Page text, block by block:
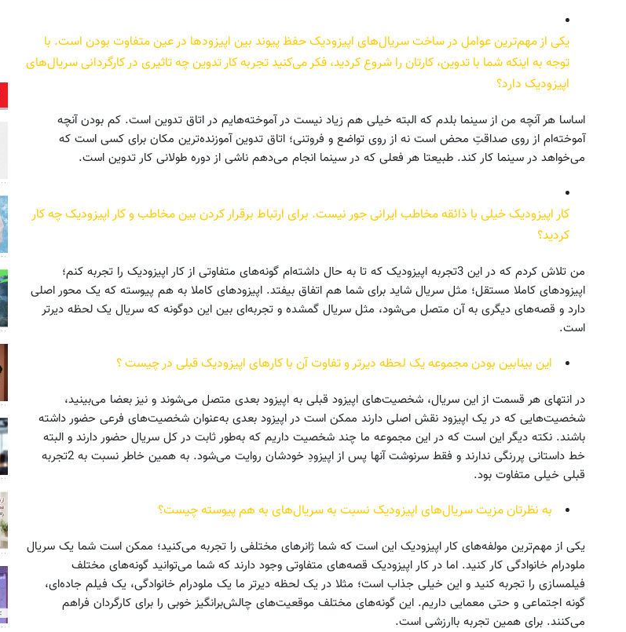
یکی از مهم‌ترین عوامل در ساخت سریال‌های اپیزودیک حفظ پیوند بین اپیزودها در عین متفاوت بودن است. با
توجه به اینکه شما با تدوین، کارتان را شروع کردید، فکر می‌کنید تجربه کار تدوین چه تاثیری در کارگردانی سریال‌های
اپیزودیک دارد؟
اساسا هر آنچه من از سینما بلدم که البته خیلی هم زیاد نیست در آموخته‌هایم در اتاق تدوین است. کم بودن آنچه
آموخته‌ام از روی صداقتِ محض است نه از روی تواضع و فروتنی؛ اتاق تدوین آموزنده‌ترین مکان برای کسی است که
می‌خواهد در سینما کار کند. طبیعتا هر فعلی که در سینما انجام می‌دهم ناشی از دوره طولانی کار تدوین است.
کار اپیزودیک خیلی با ذائقه مخاطب ایرانی جور نیست. برای ارتباط برقرار کردن بین مخاطب و کار اپیزودیک چه کار
کردید؟
من تلاش کردم که در این 3تجربه اپیزودیک که تا به حال داشته‌ام گونه‌های متفاوتی از کار اپیزودیک را تجربه کنم؛
اپیزودهای کاملا مستقل؛ مثل سریال شاید برای شما هم اتفاق بیفتد. اپیزودهای کاملا به هم پیوسته که یک محور اصلی
دارد و قصه‌های دیگری به آن متصل می‌شود، مثل سریال گمشده و تجربه‌ای بین این دوگونه که سریال یک لحظه دیرتر
است.
این بینابین بودن مجموعه یک لحظه دیرتر و تفاوت آن با کارهای اپیزودیک قبلی در چیست ؟
در انتهای هر قسمت از این سریال، شخصیت‌های اپیزود قبلی به اپیزود بعدی متصل می‌شوند و نیز بعضا می‌بینید،
شخصیت‌هایی که در یک اپیزود نقش اصلی دارند ممکن است در اپیزود بعدی به‌عنوان شخصیت‌های فرعی حضور داشته
باشند. نکته دیگر این است که در این مجموعه ما چند شخصیت داریم که به‌طور ثابت در کل سریال حضور دارند و البته
خط داستانی پررنگی ندارند و فقط سرنوشت آنها پس از اپیزودِ خودشان روایت می‌شود. به همین خاطر نسبت به 2تجربه
قبلی خیلی متفاوت بود.
به نظرتان مزیت سریال‌های اپیزودیک نسبت به سریال‌های به هم پیوسته چیست؟
یکی از مهم‌ترین مولفه‌های کار اپیزودیک این است که شما ژانرهای مختلفی را تجربه می‌کنید؛ ممکن است شما یک سریال
ملودرام خانوادگی کار کنید. اما در کار اپیزودیک قصه‌های متفاوتی وجود دارند که شما می‌توانید گونه‌های مختلف
فیلمسازی را تجربه کنید و این خیلی جذاب است؛ مثلا در یک لحظه دیرتر ما یک ملودرام خانوادگی، یک فیلم جاده‌ای،
گونه اجتماعی و حتی معمایی داریم. این گونه‌های مختلف موقعیت‌های چالش‌برانگیز خوبی را برای کارگردان فراهم
می‌کنند. برای همین تجربه باارزشی است.